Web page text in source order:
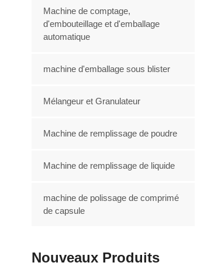
Machine de comptage,
d'embouteillage et d'emballage
automatique
machine d'emballage sous blister
Mélangeur et Granulateur
Machine de remplissage de poudre
Machine de remplissage de liquide
machine de polissage de comprimé
de capsule
Nouveaux Produits